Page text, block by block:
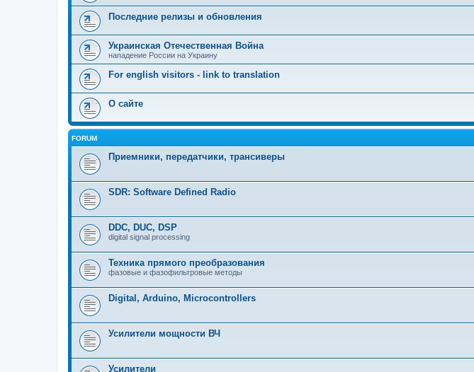
Последние релизы и обновления
Украинская Отечественная Война
нападение России на Украину
For english visitors - link to translation
О сайте
FORUM
Приемники, передатчики, трансиверы
SDR: Software Defined Radio
DDC, DUC, DSP
digital signal processing
Техника прямого преобразования
фазовые и фазофильтровые методы
Digital, Arduino, Microcontrollers
Усилители мощности ВЧ
Усилители